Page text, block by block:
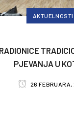
AKTUELNOSTI
RADIONICE
PJEVANJA U
26 FEBRUARA,